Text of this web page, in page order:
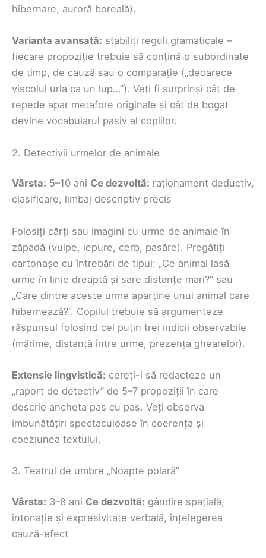
hibernare, auroră boreală).
Varianta avansată: stabiliți reguli gramaticale –
fiecare propoziție trebuie să conțină o subordinate
de timp, de cauză sau o comparație („deoarece
viscolul urla ca un lup…”). Veți fi surprinși cât de
repede apar metafore originale și cât de bogat
devine vocabularul pasiv al copiilor.
2. Detectivii urmelor de animale
Vârsta: 5–10 ani Ce dezvoltă: raționament deductiv,
clasificare, limbaj descriptiv precis
Folosiți cărți sau imagini cu urme de animale în
zăpadă (vulpe, iepure, cerb, pasăre). Pregătiți
cartonașe cu întrebări de tipul: „Ce animal lasă
urme în linie dreaptă și sare distanțe mari?” sau
„Care dintre aceste urme aparține unui animal care
hibernează?”. Copilul trebuie să argumenteze
răspunsul folosind cel puțin trei indicii observabile
(mărime, distanță între urme, prezența ghearelor).
Extensie lingvistică: cereți-i să redacteze un
„raport de detectiv” de 5–7 propoziții în care
descrie ancheta pas cu pas. Veți observa
îmbunătățiri spectaculoase în coerența și
coeziunea textului.
3. Teatrul de umbre „Noapte polară”
Vârsta: 3–8 ani Ce dezvoltă: gândire spațială,
intonație și expresivitate verbală, înțelegerea
cauză-efect